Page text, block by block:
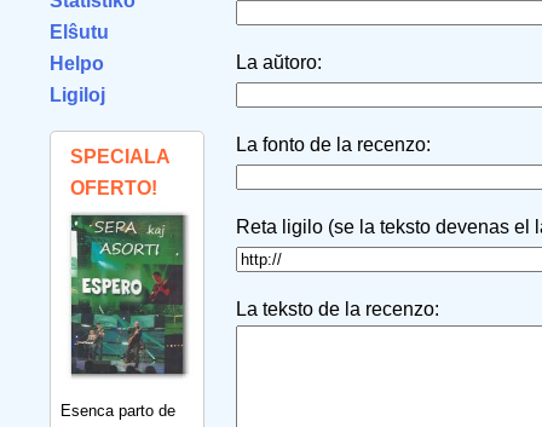
Elŝutu
Helpo
Ligiloj
SPECIALA
OFERTO!
Esenca parto de
La aŭtoro:
La fonto de la recenzo:
Reta ligilo (se la teksto devenas el
La teksto de la recenzo: